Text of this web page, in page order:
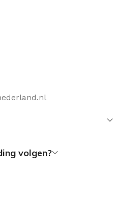
volgen?